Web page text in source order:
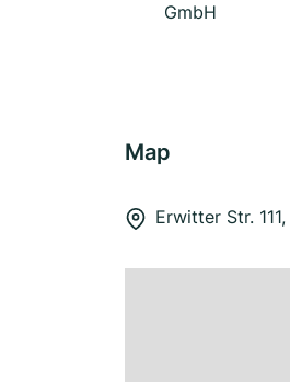
GmbH
Map
Erwitter Str.